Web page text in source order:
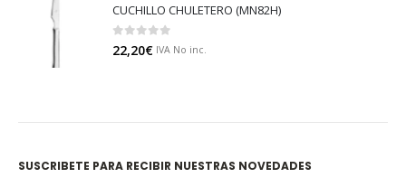
CUCHILLO CHULETERO (MN82H)
0out of 5
22,20€ IVA No inc.
SUSCRIBETE PARA RECIBIR NUESTRAS NOVEDADES